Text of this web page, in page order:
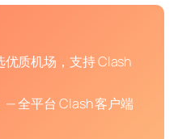
优质机场，支持 Clash
— 全平台 Clash 客户端